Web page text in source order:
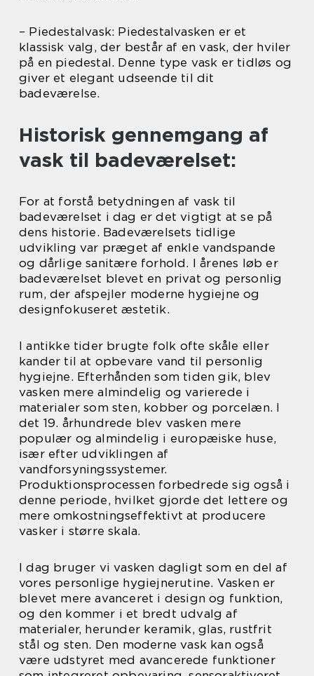
– Piedestalvask: Piedestalvasken er et
klassisk valg, der består af en vask, der hviler
på en piedestal. Denne type vask er tidløs og
giver et elegant udseende til dit
badeværelse.
Historisk gennemgang af
vask til badeværelset:
For at forstå betydningen af vask til
badeværelset i dag er det vigtigt at se på
dens historie. Badeværelsets tidlige
udvikling var præget af enkle vandspande
og dårlige sanitære forhold. I årenes løb er
badeværelset blevet en privat og personlig
rum, der afspejler moderne hygiejne og
designfokuseret æstetik.
I antikke tider brugte folk ofte skåle eller
kander til at opbevare vand til personlig
hygiejne. Efterhånden som tiden gik, blev
vasken mere almindelig og varierede i
materialer som sten, kobber og porcelæn. I
det 19. århundrede blev vasken mere
populær og almindelig i europæiske huse,
især efter udviklingen af
vandforsyningssystemer.
Produktionsprocessen forbedrede sig også i
denne periode, hvilket gjorde det lettere og
mere omkostningseffektivt at producere
vasker i større skala.
I dag bruger vi vasken dagligt som en del af
vores personlige hygiejnerutine. Vasken er
blevet mere avanceret i design og funktion,
og den kommer i et bredt udvalg af
materialer, herunder keramik, glas, rustfrit
stål og sten. Den moderne vask kan også
være udstyret med avancerede funktioner